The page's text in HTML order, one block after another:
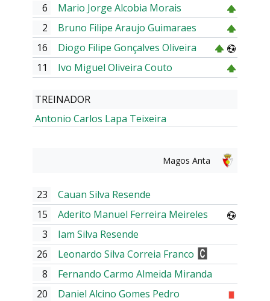
6
Mario Jorge Alcobia Morais
2
Bruno Filipe Araujo Guimaraes
16
Diogo Filipe Gonçalves Oliveira
11
Ivo Miguel Oliveira Couto
TREINADOR
Antonio Carlos Lapa Teixeira
Magos Anta
23
Cauan Silva Resende
15
Aderito Manuel Ferreira Meireles
3
Iam Silva Resende
26
Leonardo Silva Correia Franco
8
Fernando Carmo Almeida Miranda
20
Daniel Alcino Gomes Pedro